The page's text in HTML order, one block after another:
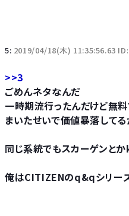
5: 2019/04/18(木) 11:35:56.63
>>3
ごめんネタなんだ
一時期流行ったんだけど無
まいたせいで価値暴落して
同じ系統でもスカーゲンと
俺はCITIZENのq&qシリー